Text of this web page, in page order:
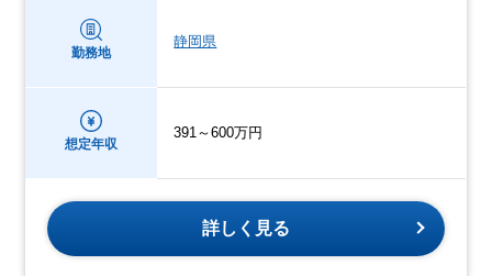
勤務地
静岡県
想定年収
391～600万円
詳しく見る